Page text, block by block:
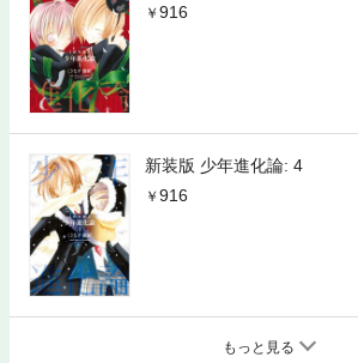
916
新装版 少年進化論: 4
916
もっと見る